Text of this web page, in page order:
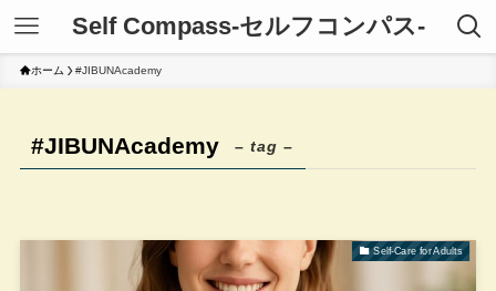
Self Compass-セルフコンパス-
ホーム #JIBUNAcademy
#JIBUNAcademy – tag –
Self-Care for Adults